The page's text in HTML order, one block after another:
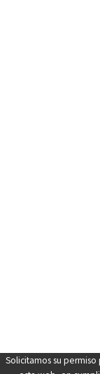
Solicitamos su